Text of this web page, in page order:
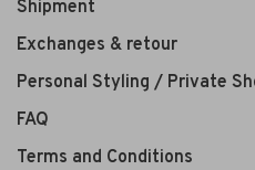
Shipment
Exchanges & retour
Personal Styling / Private
FAQ
Terms and Conditions